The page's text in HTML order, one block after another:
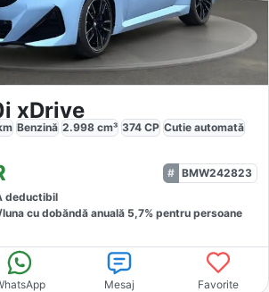
xDrive
Benzină 2.998 cm³ 374 CP Cutie automată
BMW242823
deductibil
lunacu dobăndă anuală 5,7% pentru persoane
Mesaj Favorite